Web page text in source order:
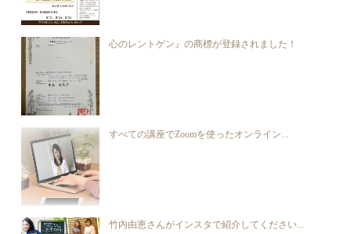
心のレントゲン』の商標が登録されました！
すべての講座でZoomを使ったオンライン...
竹内由恵さんがインスタで紹介してください...